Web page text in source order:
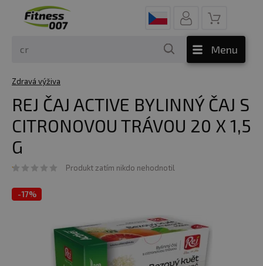
Menu
Zdravá výživa
REJ ČAJ ACTIVE BYLINNÝ ČAJ S
CITRONOVOU TRÁVOU 20 X 1,5
G
Produkt zatím nikdo nehodnotil
-17%